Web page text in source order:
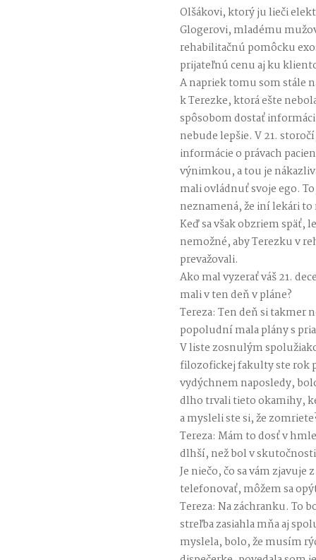
Olšákovi, ktorý ju lieči
Glogerovi, mladému
rehabilitačnú pomôcku
prijateľnú cenu aj ku
A napriek tomu som stále
k Terezke, ktorá ešte
spôsobom dostať
nebude lepšie. V 21.
informácie o právach
výnimkou, a tou je
mali ovládnuť svoje ego.
neznamená, že iní lekári
Keď sa však obzriem späť,
nemožné, aby Terezku v
prevažovali.
Ako mal vyzerať váš 21.
mali v ten deň v pláne?
Tereza: Ten deň si takmer
popoludní mala plány s
V liste zosnulým
filozofickej fakulty ste rok
vydýchnem naposledy,
dlho trvali tieto okamihy,
a mysleli ste si, že
Tereza: Mám to dosť v
dlhší, než bol v
Je niečo, čo sa vám zjavuje
telefonovať, môžem sa
Tereza: Na záchranku. To
streľba zasiahla mňa aj
myslela, bolo, že musím